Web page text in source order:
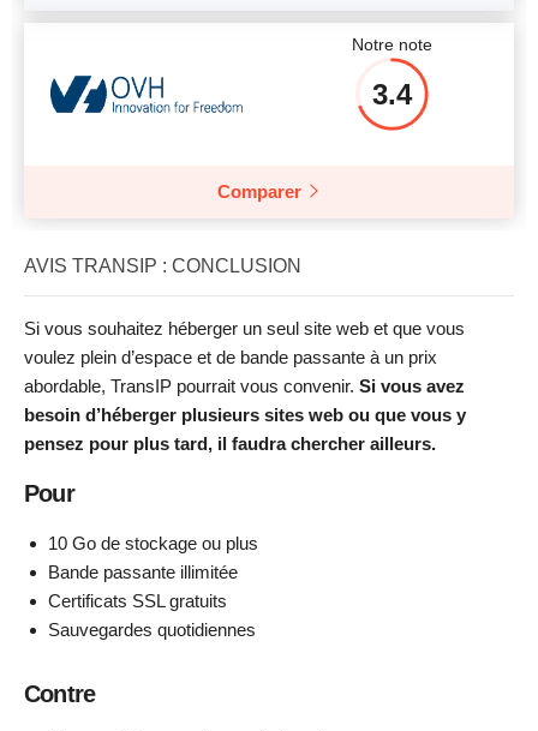
Notre note
3.4
Comparer
AVIS TRANSIP : CONCLUSION
Si vous souhaitez héberger un seul site web et que vous
voulez plein d’espace et de bande passante à un prix
abordable, TransIP pourrait vous convenir. Si vous avez
besoin d’héberger plusieurs sites web ou que vous y
pensez pour plus tard, il faudra chercher ailleurs.
Pour
10 Go de stockage ou plus
Bande passante illimitée
Certificats SSL gratuits
Sauvegardes quotidiennes
Contre